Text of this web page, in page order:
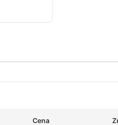
Cena